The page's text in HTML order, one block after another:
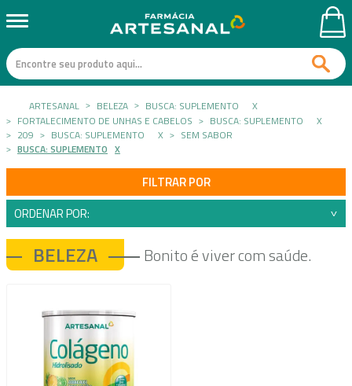
ARTESANAL BELEZA BUSCA: SUPLEMENTO
X
FORTALECIMENTO DE UNHAS E CABELOS
BUSCA: SUPLEMENTO
X
209
BUSCA: SUPLEMENTO X
SEM SABOR
BUSCA: SUPLEMENTO X
FILTRAR POR
ORDENAR POR:
BELEZA Bonito é viver com saúde.